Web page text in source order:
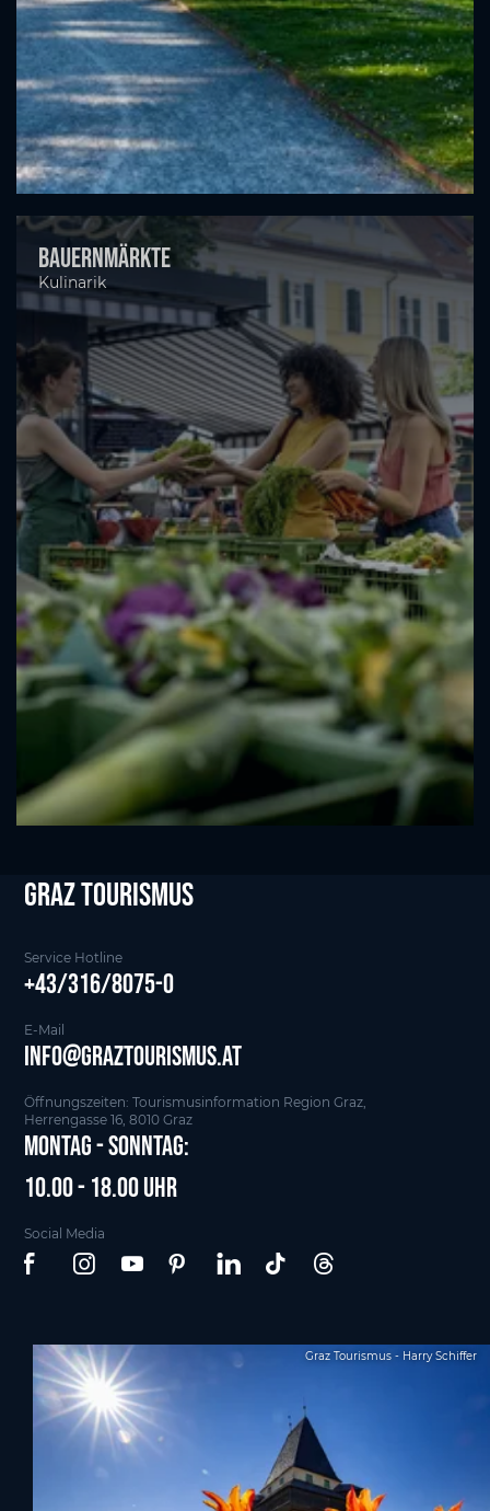
Bauernmärkte
Kulinarik
Graz tourismus
Service Hotline
+43/316/8075-0
E-Mail
info@graztourismus.at
Öffnungszeiten: Tourismusinformation Region Graz,
Herrengasse 16, 8010 Graz
Montag - Sonntag:
10.00 - 18.00 Uhr
Social Media
Graz Tourismus - Harry Schiffer